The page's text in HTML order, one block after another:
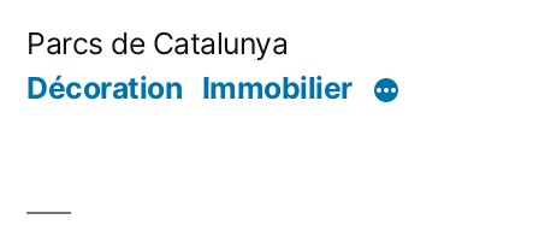
Parcs de Catalunya
Décoration Immobilier